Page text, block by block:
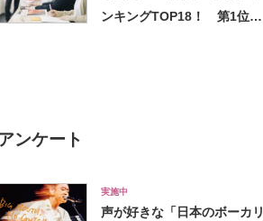
ンキングTOP18！ 第1位は
アンケート
実施中
声が好きな「日本のボーカリ